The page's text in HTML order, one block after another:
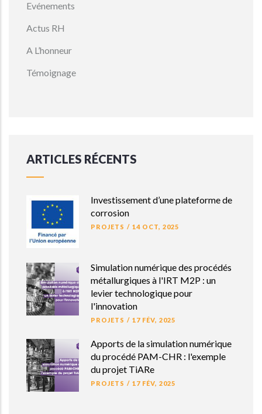
Evénements
Actus RH
A L’honneur
Témoignage
ARTICLES RÉCENTS
Investissement d’une plateforme de
corrosion
PROJETS / 14 OCT, 2025
Simulation numérique des procédés
métallurgiques à l'IRT M2P : un
levier technologique pour
l'innovation
PROJETS / 17 FÉV, 2025
Apports de la simulation numérique
du procédé PAM-CHR : l'exemple
du projet TiARe
PROJETS / 17 FÉV, 2025